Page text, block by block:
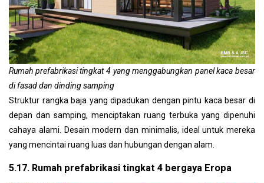
Rumah prefabrikasi tingkat 4 yang menggabungkan panel kaca besar
di fasad dan dinding samping
Struktur rangka baja yang dipadukan dengan pintu kaca besar di
depan dan samping, menciptakan ruang terbuka yang dipenuhi
cahaya alami. Desain modern dan minimalis, ideal untuk mereka
yang mencintai ruang luas dan hubungan dengan alam.
5.17. Rumah prefabrikasi tingkat 4 bergaya Eropa